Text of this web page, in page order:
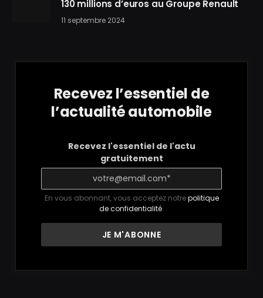
130 millions d’euros au Groupe Renault
11 septembre 2024
Recevez l’essentiel de
l’actualité automobile
Recevez l'essentiel de l'actu
gratuitement
En vous abonnant, vous acceptez notrepolitique
de confidentialité.